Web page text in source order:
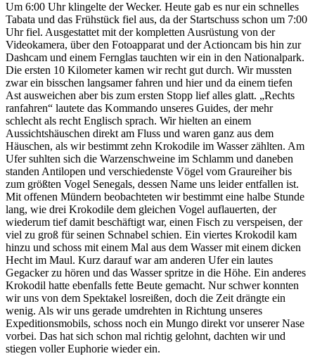
Um 6:00 Uhr klingelte der Wecker. Heute gab es nur ein schnelles
Tabata und das Frühstück fiel aus, da der Startschuss schon um 7:00
Uhr fiel. Ausgestattet mit der kompletten Ausrüstung von der
Videokamera, über den Fotoapparat und der Actioncam bis hin zur
Dashcam und einem Fernglas tauchten wir ein in den Nationalpark.
Die ersten 10 Kilometer kamen wir recht gut durch. Wir mussten
zwar ein bisschen langsamer fahren und hier und da einem tiefen
Ast ausweichen aber bis zum ersten Stopp lief alles glatt. „Rechts
ranfahren“ lautete das Kommando unseres Guides, der mehr
schlecht als recht Englisch sprach. Wir hielten an einem
Aussichtshäuschen direkt am Fluss und waren ganz aus dem
Häuschen, als wir bestimmt zehn Krokodile im Wasser zählten. Am
Ufer suhlten sich die Warzenschweine im Schlamm und daneben
standen Antilopen und verschiedenste Vögel vom Graureiher bis
zum größten Vogel Senegals, dessen Name uns leider entfallen ist.
Mit offenen Mündern beobachteten wir bestimmt eine halbe Stunde
lang, wie drei Krokodile dem gleichen Vogel auflauerten, der
wiederum tief damit beschäftigt war, einen Fisch zu verspeisen, der
viel zu groß für seinen Schnabel schien. Ein viertes Krokodil kam
hinzu und schoss mit einem Mal aus dem Wasser mit einem dicken
Hecht im Maul. Kurz darauf war am anderen Ufer ein lautes
Gegacker zu hören und das Wasser spritze in die Höhe. Ein anderes
Krokodil hatte ebenfalls fette Beute gemacht. Nur schwer konnten
wir uns von dem Spektakel losreißen, doch die Zeit drängte ein
wenig. Als wir uns gerade umdrehten in Richtung unseres
Expeditionsmobils, schoss noch ein Mungo direkt vor unserer Nase
vorbei. Das hat sich schon mal richtig gelohnt, dachten wir und
stiegen voller Euphorie wieder ein.